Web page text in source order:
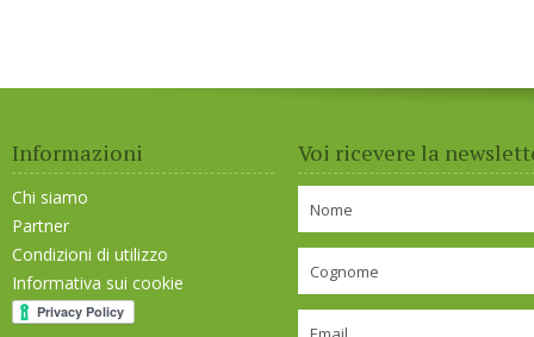
Informazioni
Chi siamo
Partner
Condizioni di utilizzo
Informativa sui cookie
Voi ricevere la